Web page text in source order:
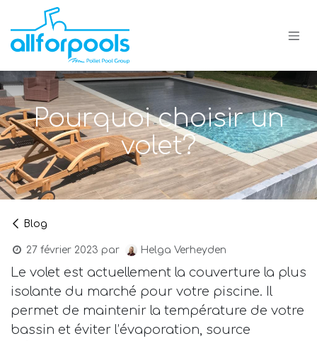
Se rendre au contenu
Pourquoi choisir un
volet?
Blog
27 février 2023 par Helga Verheyden
Le volet est actuellement la couverture la plus
isolante du marché pour votre piscine. Il
permet de maintenir la température de votre
bassin et éviter l’évaporation, source